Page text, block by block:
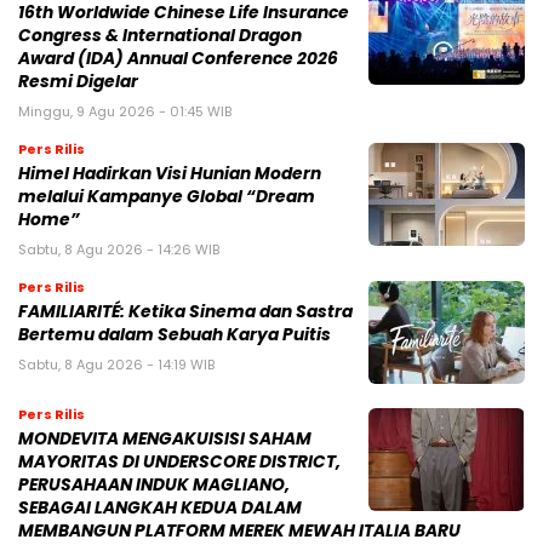
16th Worldwide Chinese Life Insurance
Congress & International Dragon
Award (IDA) Annual Conference 2026
Resmi Digelar
Minggu, 9 Agu 2026 - 01:45 WIB
Pers Rilis
Himel Hadirkan Visi Hunian Modern
melalui Kampanye Global “Dream
Home”
Sabtu, 8 Agu 2026 - 14:26 WIB
Pers Rilis
FAMILIARITÉ: Ketika Sinema dan Sastra
Bertemu dalam Sebuah Karya Puitis
Sabtu, 8 Agu 2026 - 14:19 WIB
Pers Rilis
MONDEVITA MENGAKUISISI SAHAM
MAYORITAS DI UNDERSCORE DISTRICT,
PERUSAHAAN INDUK MAGLIANO,
SEBAGAI LANGKAH KEDUA DALAM
MEMBANGUN PLATFORM MEREK MEWAH ITALIA BARU